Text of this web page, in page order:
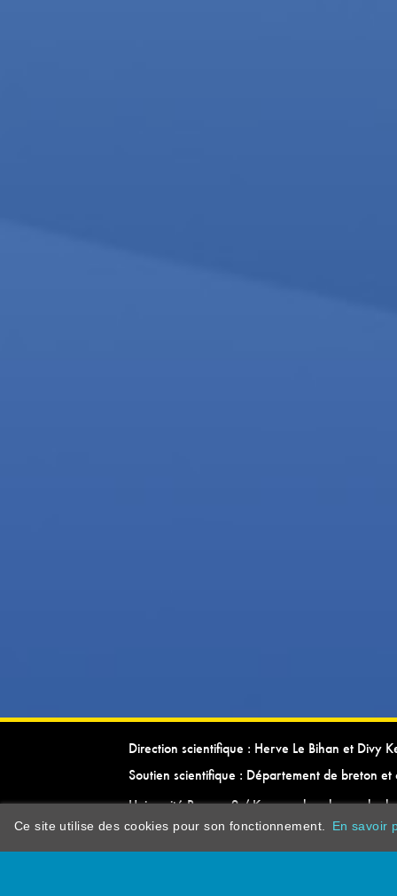
Direction scientifique : Herve Le Bihan et Divy
Soutien scientifique : Département de breton et
Université Rennes 2 / Kevrenn brezhoneg ha
Ce site utilise des cookies pour son fonctionnement. En savoir